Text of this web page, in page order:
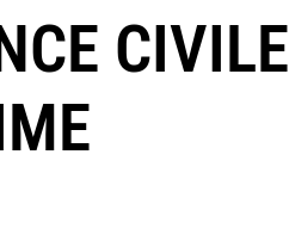
CIVILE